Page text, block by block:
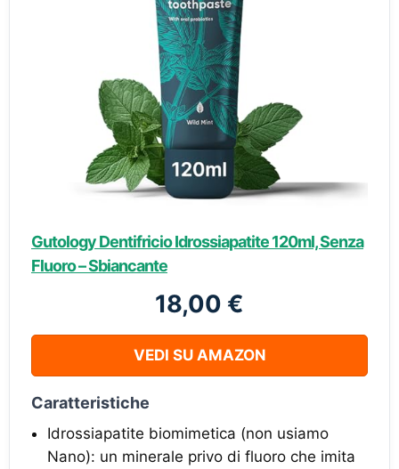
Gutology Dentifricio Idrossiapatite 120ml, Senza
Fluoro – Sbiancante
18,00 €
VEDI SU AMAZON
Caratteristiche
Idrossiapatite biomimetica (non usiamo
Nano): un minerale privo di fluoro che imita